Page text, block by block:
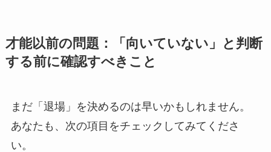
才能以前の問題：「向いていない」と判断
する前に確認すべきこと
まだ「退場」を決めるのは早いかもしれません。
あなたも、次の項目をチェックしてみてくださ
い。